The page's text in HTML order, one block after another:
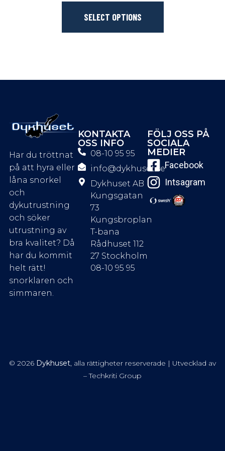
SELECT OPTIONS
Har du tröttnat
på att hyra eller
låna snorkel
och
dykutrustning
och söker
utrustning av
bra kvalitet? Då
har du kommit
helt rätt!
snorklaren och
simmaren.
KONTAKTA
OSS INFO
08-10 95 95
info@dykhuset.se
Dykhuset AB
Kungsgatan
73
Kungsbroplan
T-bana
Rådhuset 112
27 Stockholm
08-10 95 95
FÖLJ OSS PÅ
SOCIALA
MEDIER
Facebook
Intsagram
© 2026 Dykhuset, alla rättigheter reserverade | Utvecklad av
– Techkriti Group